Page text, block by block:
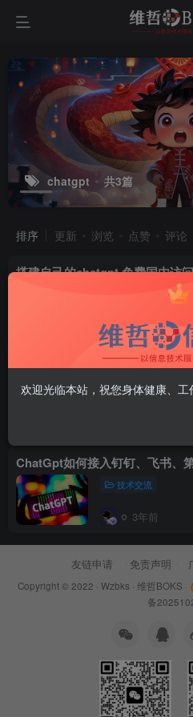
chatgpt 共3篇
排序 更新 浏览 点赞 评论
搭建自己的chatgpt 免费国内访问
3年前
新版攻略！ChatGPT注册流程，
置顶 技术交流
ChatGpt如何接入钉钉、飞书、
技术交流
3年前
友链申请 免责声明
Copyright © 2022 · Wzbks · 维哲BOKS ·
备
欢迎光临本站，祝您身体健康、工